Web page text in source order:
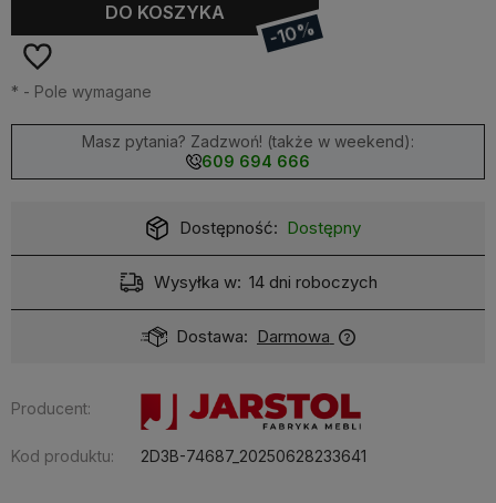
DO KOSZYKA
-10%
* - Pole wymagane
Masz pytania? Zadzwoń! (także w weekend):
609 694 666
Dostępność: Dostępny
Wysyłka w: 14 dni roboczych
Dostawa: Darmowa
Producent:
Kod produktu: 2D3B-74687_20250628233641